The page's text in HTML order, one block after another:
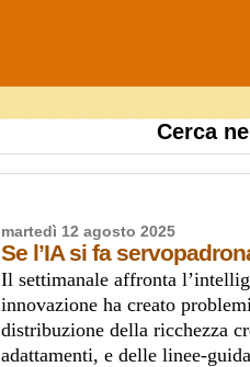
Cerca
martedì 12 agosto 2025
Se l’IA si fa
Il settimanale affronta
innovazione ha creato
distribuzione della ricchezza
adattamenti, e delle linee-